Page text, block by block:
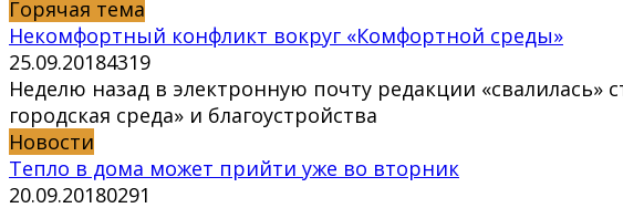
Горячая тема
Некомфортный конфликт вокруг «Комфортной среды»
25.09.20184319
Неделю назад в электронную почту редакции
городская среда» и благоустройства
Новости
Тепло в дома может прийти уже во вторник
20.09.20180291